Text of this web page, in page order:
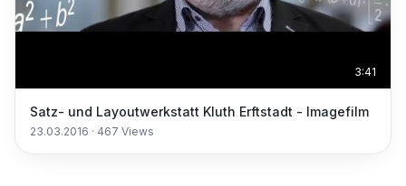
3:41
Satz- und Layoutwerkstatt Kluth Erftstadt - Imagefilm
23.03.2016 · 467 Views